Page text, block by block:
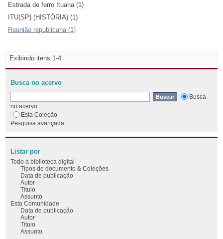
Estrada de ferro Ituana (1)
ITU(SP) (HISTÓRIA) (1)
Reunião republicana (1)
Exibindo itens 1-4
Busca no acervo
Busca
no acervo
Esta Coleção
Pesquisa avançada
Listar por
Todo a biblioteca digital
Tipos de documento & Coleções
Data de publicação
Autor
Título
Assunto
Esta Comunidade
Data de publicação
Autor
Título
Assunto